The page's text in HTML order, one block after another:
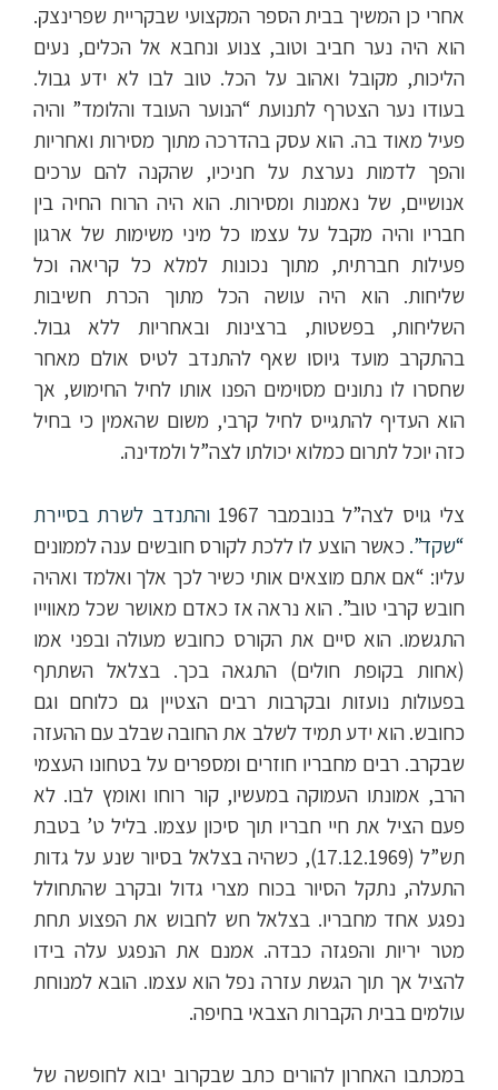
אחרי כן המשיך בבית הספר המקצועי שבקריית שפרינצק.
הוא היה נער חביב וטוב, צנוע ונחבא אל הכלים, נעים
הליכות, מקובל ואהוב על הכל. טוב לבו לא ידע גבול.
בעודו נער הצטרף לתנועת “הנוער העובד והלומד” והיה
פעיל מאוד בה. הוא עסק בהדרכה מתוך מסירות ואחריות
והפך לדמות נערצת על חניכיו, שהקנה להם ערכים
אנושיים, של נאמנות ומסירות. הוא היה הרוח החיה בין
חבריו והיה מקבל על עצמו כל מיני משימות של ארגון
פעילות חברתית, מתוך נכונות למלא כל קריאה וכל
שליחות. הוא היה עושה הכל מתוך הכרת חשיבות
השליחות, בפשטות, ברצינות ובאחריות ללא גבול.
בהתקרב מועד גיוסו שאף להתנדב לטיס אולם מאחר
שחסרו לו נתונים מסוימים הפנו אותו לחיל החימוש, אך
הוא העדיף להתגייס לחיל קרבי, משום שהאמין כי בחיל
כזה יוכל לתרום כמלוא יכולתו לצה”ל ולמדינה.
צלי גויס לצה”ל בנובמבר 1967
והתנדב לשרת בסיירת
“שקד”.כאשר הוצע לו ללכת לקורס חובשים ענה לממונים
עליו: “אם אתם מוצאים אותי כשיר לכך אלך ואלמד ואהיה
חובש קרבי טוב”. הוא נראה אז כאדם מאושר שכל מאווייו
התגשמו. הוא סיים את הקורס כחובש מעולה ובפני אמו
(אחות בקופת חולים) התגאה בכך. בצלאל השתתף
בפעולות נועזות ובקרבות רבים הצטיין גם כלוחם וגם
כחובש. הוא ידע תמיד לשלב את החובה שבלב עם ההעזה
שבקרב. רבים מחבריו חוזרים ומספרים על בטחונו העצמי
הרב, אמונתו העמוקה במעשיו, קור רוחו ואומץ לבו. לא
פעם הציל את חיי חבריו תוך סיכון עצמו. בליל ט’ בטבת
תש”ל (17.12.1969), כשהיה בצלאל בסיור שנע על גדות
התעלה, נתקל הסיור בכוח מצרי גדול ובקרב שהתחולל
נפגע אחד מחבריו. בצלאל חש לחבוש את הפצוע תחת
מטר יריות והפגזה כבדה. אמנם את הנפגע עלה בידו
להציל אך תוך הגשת עזרה נפל הוא עצמו. הובא למנוחת
עולמים בבית הקברות הצבאי בחיפה.
במכתבו האחרון להורים כתב שבקרוב יבוא לחופשה של